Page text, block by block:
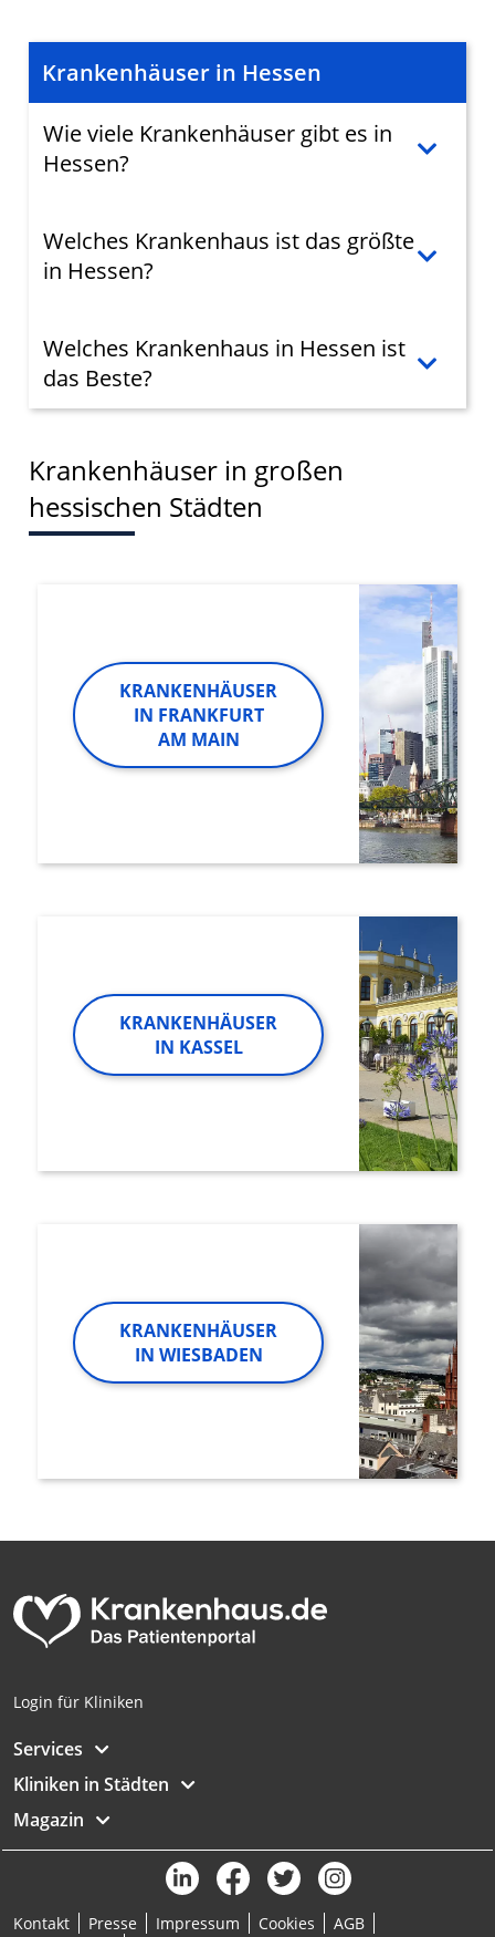
Krankenhäuser in Hessen
Wie viele Krankenhäuser gibt es in
Hessen?
Welches Krankenhaus ist das größte
in Hessen?
Welches Krankenhaus in Hessen ist
das Beste?
Krankenhäuser in großen
hessischen Städten
KRANKENHÄUSER
IN FRANKFURT
AM MAIN
KRANKENHÄUSER
IN KASSEL
KRANKENHÄUSER
IN WIESBADEN
Login für Kliniken
Services
Kliniken in Städten
Magazin
Kontakt Presse Impressum Cookies
AGB